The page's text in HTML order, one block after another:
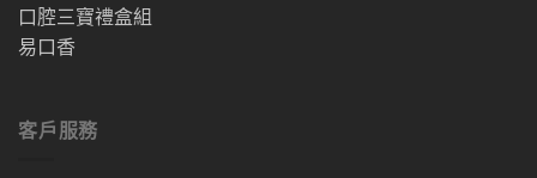
口腔三寶禮盒組
易口香
客戶服務